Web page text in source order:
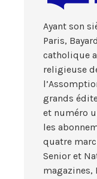
Ayant son
Paris,
catholique
religieuse
grands
et numéro
les
quatre
Senior et
magazines,